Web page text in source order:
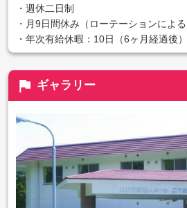
・週休二日制
・月9日間休み（ローテーションによる
・年次有給休暇：10日（6ヶ月経過後）
flag ギャラリー